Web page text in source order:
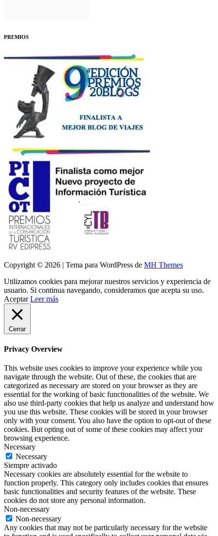
PREMIOS
Copyright © 2026 | Tema para WordPress de MH Themes
Utilizamos cookies para mejorar nuestros servicios y experiencia de
usuario. Si continua navegando, consideramos que acepta su uso.
Aceptar Leer más
Cerrar
Privacy Overview
This website uses cookies to improve your experience while you
navigate through the website. Out of these, the cookies that are
categorized as necessary are stored on your browser as they are
essential for the working of basic functionalities of the website. We
also use third-party cookies that help us analyze and understand how
you use this website. These cookies will be stored in your browser
only with your consent. You also have the option to opt-out of these
cookies. But opting out of some of these cookies may affect your
browsing experience.
Necessary
Necessary
Siempre activado
Necessary cookies are absolutely essential for the website to
function properly. This category only includes cookies that ensures
basic functionalities and security features of the website. These
cookies do not store any personal information.
Non-necessary
Non-necessary
Any cookies that may not be particularly necessary for the website